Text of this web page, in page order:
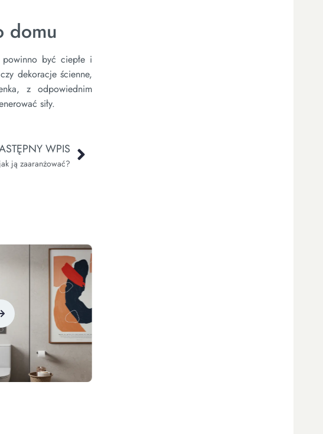
domu
być ciepłe i
dekoracje ścienne,
z odpowiednim
siły.
WPIS
ją zaaranżować?